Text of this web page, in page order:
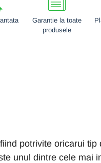
Garantie la toate
produsele
potrivite oricarui
unul dintre cele mai